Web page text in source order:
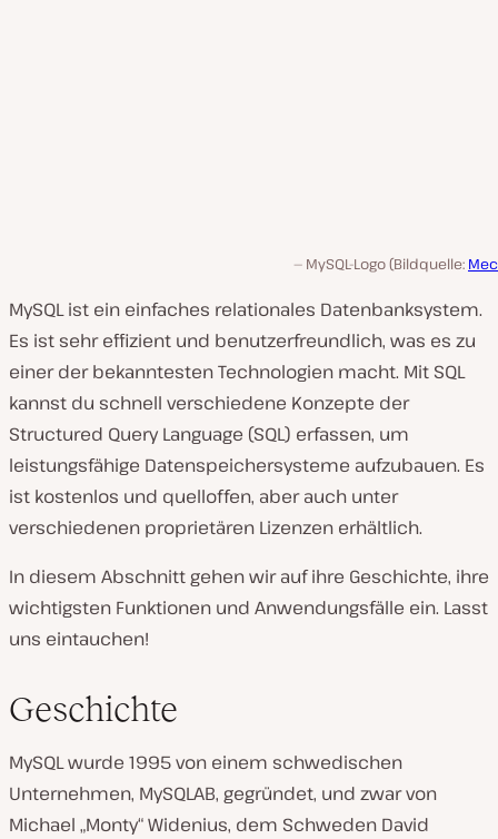
MySQL-Logo (Bildquelle:
MySQL ist ein einfaches relationales Datenbanksystem.
Es ist sehr effizient und benutzerfreundlich, was es zu
einer der bekanntesten Technologien macht. Mit SQL
kannst du schnell verschiedene Konzepte der
Structured Query Language (SQL) erfassen, um
leistungsfähige Datenspeichersysteme aufzubauen. Es
ist kostenlos und quelloffen, aber auch unter
verschiedenen proprietären Lizenzen erhältlich.
In diesem Abschnitt gehen wir auf ihre Geschichte, ihre
wichtigsten Funktionen und Anwendungsfälle ein. Lasst
uns eintauchen!
Geschichte
MySQL wurde 1995 von einem schwedischen
Unternehmen, MySQLAB, gegründet, und zwar von
Michael „Monty“ Widenius, dem Schweden David